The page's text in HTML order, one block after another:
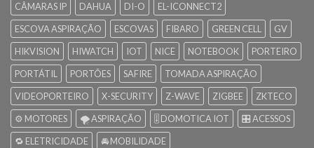
CÂMARAS IP
DAHUA DI-O
EL-ICONNECT2
ESCOVA ASPIRAÇÃO
ESCOVAS FIBARO GREEN CELL
GV
HIKVISION
HIWATCH IOT NICE NOTEBOOK
PORTEIRO
PORTÁTIL
PORTÕES SAFIRE
TOMADA ASPIRAÇÃO
VIDEOPORTEIRO
X-SECURITY Z-WAVE ZIGBEE
ZKTECO
⚙️ MOTORES
🌪️ ASPIRAÇÃO 🎚️ DOMOTICA IOT
🎛️ ACESSOS
🔁 ELETRICIDADE
🚘 MOBILIDADE